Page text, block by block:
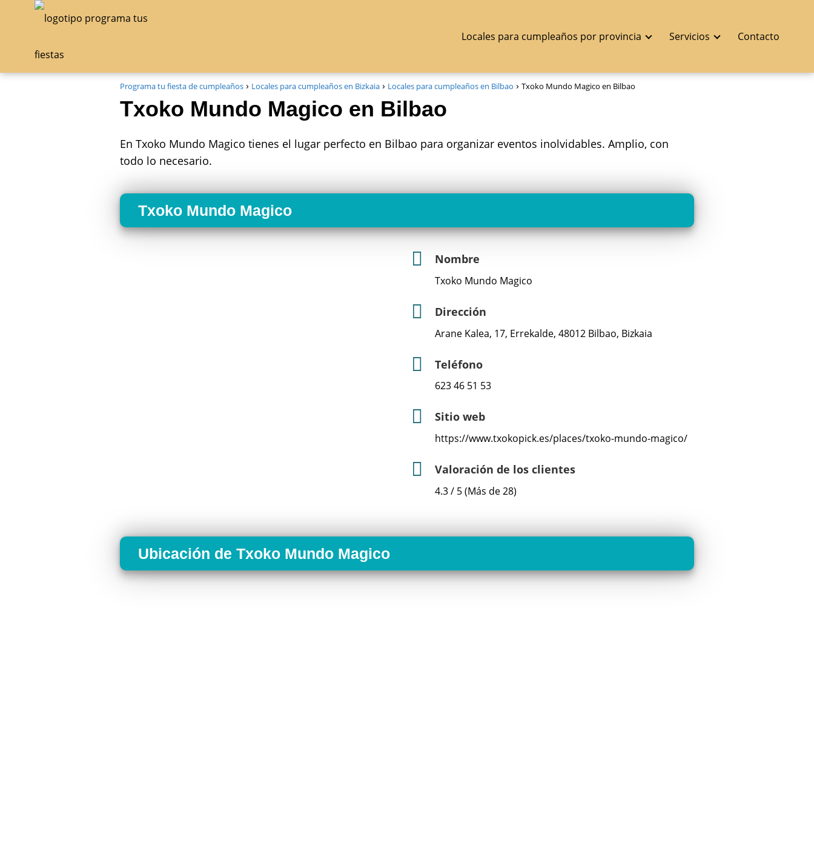
Locales para cumpleaños por provincia Servicios Contacto
Programa tu fiesta de cumpleaños Locales para cumpleaños en Bizkaia Locales para cumpleaños en Bilbao Txoko Mundo Magico en Bilbao
Txoko Mundo Magico en Bilbao
En Txoko Mundo Magico tienes el lugar perfecto en Bilbao para organizar eventos inolvidables. Amplio, con
todo lo necesario.
Txoko Mundo Magico
Nombre
Txoko Mundo Magico
Dirección
Arane Kalea, 17, Errekalde, 48012 Bilbao, Bizkaia
Teléfono
623 46 51 53
Sitio web
https://www.txokopick.es/places/txoko-mundo-magico/
Valoración de los clientes
4.3 / 5 (Más de 28)
Ubicación de Txoko Mundo Magico